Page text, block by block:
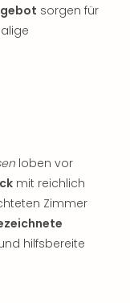
sorgen für
loben vor
mit reichlich
Zimmer
hilfsbereite